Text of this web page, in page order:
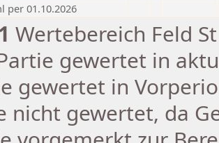
per 01.10.2026
Wertebereich Feld
gewertet in
gewertet in
nicht gewertet, da